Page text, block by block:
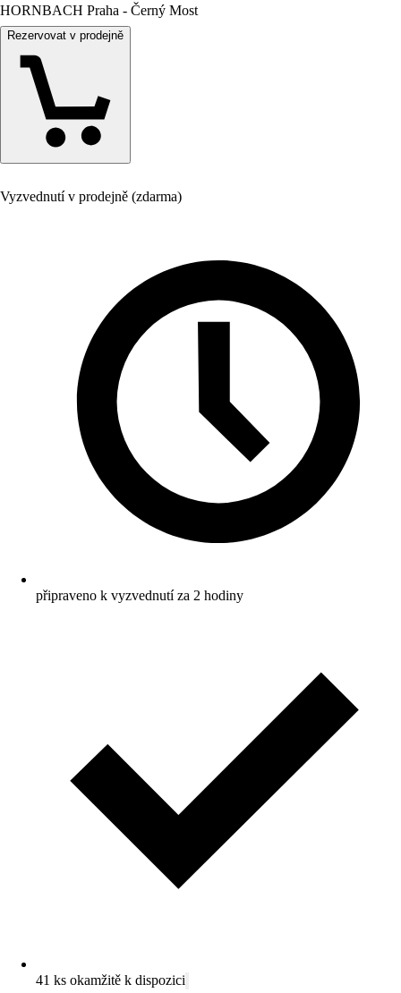
HORNBACH Praha - Černý Most
Rezervovat v prodejně
Vyzvednutí v prodejně (zdarma)
připraveno k vyzvednutí za 2 hodiny
41 ks okamžitě k dispozici